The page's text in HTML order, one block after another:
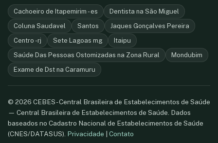
Cachoeiro de Itapemirim - es
Dentista na São Miguel
Coluna Saudavel
Santos
Jaques Gonçalves Pereira
Centro -rj
Sete Lagoas mg
Itaipu
Saúde Das Pessoas Ostomizadas na Zona Rural
Mondubim
Exame de Dst na Caramuru
© 2026 CEBES - Central Brasileira de Estabelecimentos de Saúde
— Central Brasileira de Estabelecimentos de Saúde. Dados
baseados no Cadastro Nacional de Estabelecimentos de Saúde
(CNES/DATASUS). Privacidade Contato